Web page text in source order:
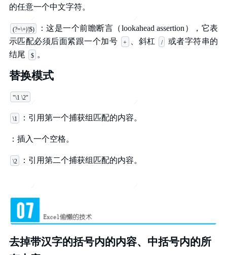
的任意一个中文字符。
(?=\+|/|$)
：这是一个前瞻断言（lookahead assertion），它表
示匹配必须后面紧跟一个加号
+ 、斜杠 /
或者字符串的
结尾
$ 。
替换模式
"\1 \2"
\1 ：引用第一个捕获组匹配的内容。
：插入一个空格。
\2 ：引用第二个捕获组匹配的内容。
去掉带汉字的括号内的内容、中括号内的所